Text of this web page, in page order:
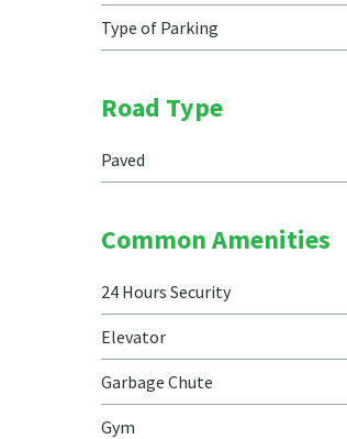
Type of Parking
Road Type
Paved
Common Amenities
24 Hours Security
Elevator
Garbage Chute
Gym